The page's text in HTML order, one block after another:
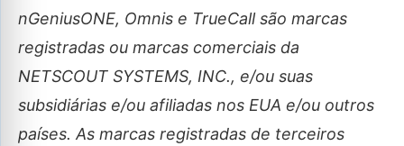
nGeniusONE, Omnis e TrueCall são marcas
registradas ou marcas comerciais da
NETSCOUT SYSTEMS, INC., e/ou suas
subsidiárias e/ou afiliadas nos EUA e/ou outros
países. As marcas registradas de terceiros